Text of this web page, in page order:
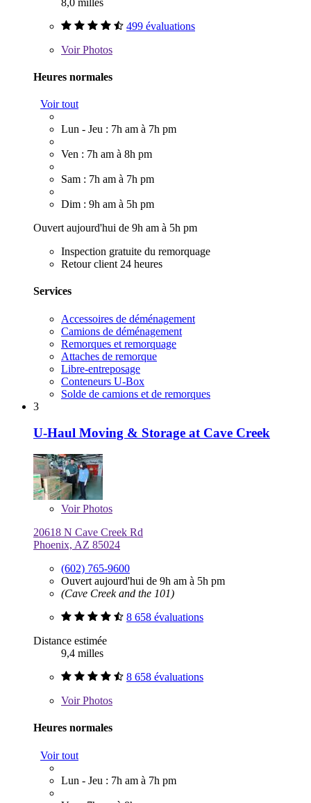
499 évaluations
VoirPhotos
Heures normales
Voir tout
Lun - Jeu : 7h am à 7h pm
Ven : 7h am à 8h pm
Sam : 7h am à 7h pm
Dim : 9h am à 5h pm
Ouvert aujourd'hui de 9h am à 5h pm
Inspection gratuite du remorquage
Retour client 24 heures
Services
Accessoires de déménagement
Camions de déménagement
Remorques et remorquage
Attaches de remorque
Libre-entreposage
Conteneurs U-Box
Solde de camions et de remorques
3
U-Haul Moving & Storage at Cave Creek
VoirPhotos
20618 N Cave Creek Rd
Phoenix, AZ 85024
(602) 765-9600
Ouvert aujourd'hui de 9h am à 5h pm
(Cave Creek and the 101)
8 658 évaluations
Distance estimée
9,4 milles
8 658 évaluations
VoirPhotos
Heures normales
Voir tout
Lun - Jeu : 7h am à 7h pm